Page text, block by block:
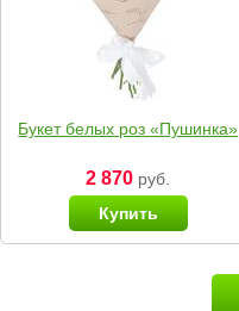
Букет белых роз «Пушинка»
2 870 руб.
Купить